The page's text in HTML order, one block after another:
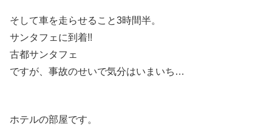
そして車を走らせること3時間半。
サンタフェに到着!!
古都サンタフェ
ですが、事故のせいで気分はいまいち…
ホテルの部屋です。